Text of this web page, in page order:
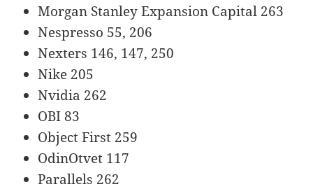
Morgan Stanley Expansion Capital 263
Nespresso 55, 206
Nexters 146, 147, 250
Nike 205
Nvidia 262
OBI 83
Object First 259
OdinOtvet 117
Parallels 262